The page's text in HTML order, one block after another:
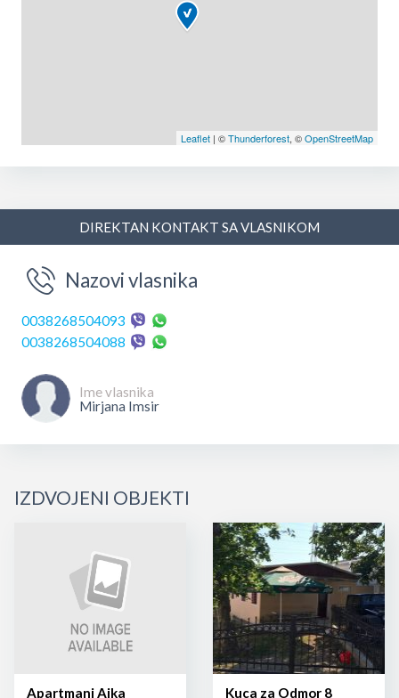
Leaflet | ©Thunderforest, ©OpenStreetMap
DIREKTAN KONTAKT SA VLASNIKOM
Nazovi vlasnika
0038268504093
0038268504088
Ime vlasnika
Mirjana Imsir
IZDVOJENI OBJEKTI
Apartmani Ajka
Kuca za Odmor 8